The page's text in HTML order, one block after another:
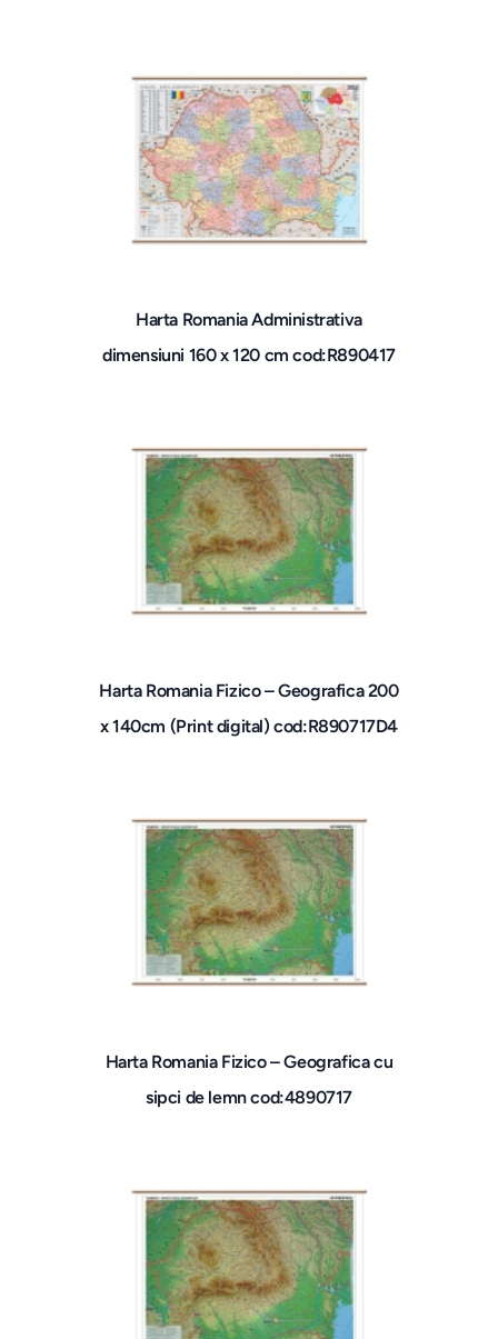
Harta Romania Administrativa
dimensiuni 160 x 120 cm cod:R890417
Harta Romania Fizico – Geografica 200
x 140cm (Print digital) cod:R890717D4
Harta Romania Fizico – Geografica cu
sipci de lemn cod:4890717